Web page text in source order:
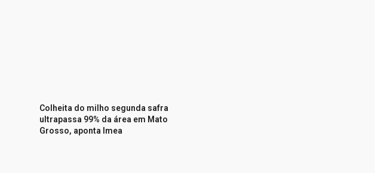
Colheita do milho segunda safra
ultrapassa 99% da área em Mato
Grosso, aponta Imea